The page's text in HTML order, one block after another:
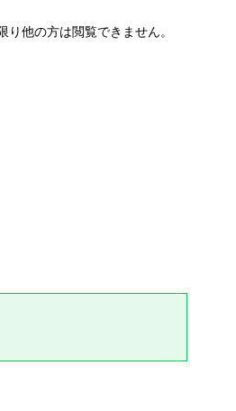
り他の方は閲覧できません。